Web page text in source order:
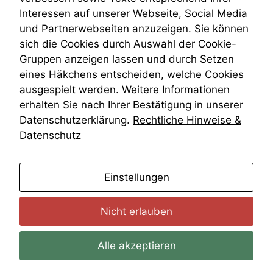
Wiederherstellungsanordnung
Zivilprozessordnung
ZPO
Zustellfiktion
Zuständigkeit
Öffentliches Personalrecht
Öffentlichkeitsprinzip
Interessen auf unserer Webseite, Social Media
und Partnerwebseiten anzuzeigen. Sie können
sich die Cookies durch Auswahl der Cookie-
Gruppen anzeigen lassen und durch Setzen
eines Häkchens entscheiden, welche Cookies
ausgespielt werden. Weitere Informationen
erhalten Sie nach Ihrer Bestätigung in unserer
Datenschutzerklärung. Rechtliche Hinweise &
Datenschutz
Einstellungen
Nicht erlauben
Alle akzeptieren